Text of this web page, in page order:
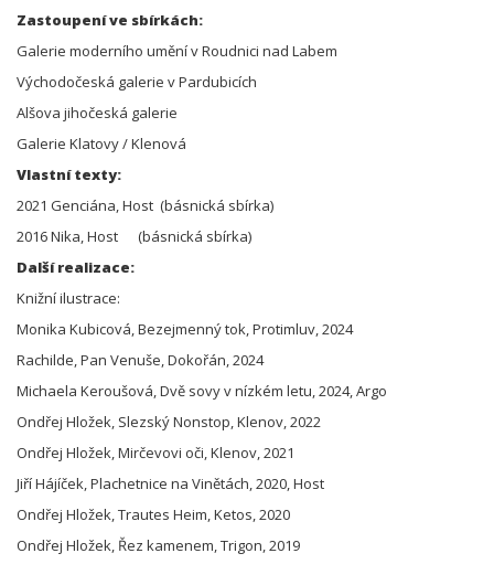
Zastoupení ve sbírkách:
Galerie moderního umění v Roudnici nad Labem
Východočeská galerie v Pardubicích
Alšova jihočeská galerie
Galerie Klatovy / Klenová
Vlastní texty:
2021 Genciána, Host (básnická sbírka)
2016 Nika, Host (básnická sbírka)
Další realizace:
Knižní ilustrace:
Monika Kubicová, Bezejmenný tok, Protimluv, 2024
Rachilde, Pan Venuše, Dokořán, 2024
Michaela Keroušová, Dvě sovy v nízkém letu, 2024, Argo
Ondřej Hložek, Slezský Nonstop, Klenov, 2022
Ondřej Hložek, Mirčevovi oči, Klenov, 2021
Jiří Hájíček, Plachetnice na Vinětách, 2020, Host
Ondřej Hložek, Trautes Heim, Ketos, 2020
Ondřej Hložek, Řez kamenem, Trigon, 2019